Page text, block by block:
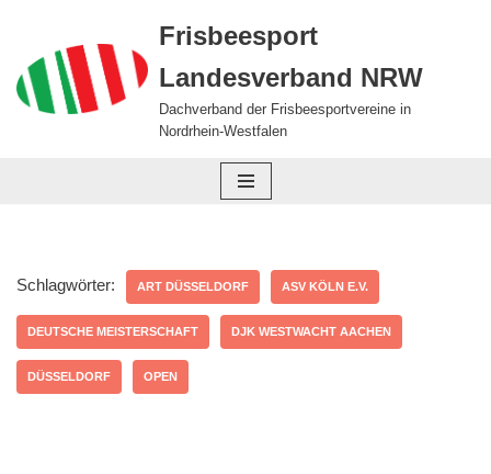
Zum
Inhalt
springen
Frisbeesport
Landesverband NRW
Dachverband der Frisbeesportvereine in
Nordrhein-Westfalen
Schlagwörter: ART DÜSSELDORF ASV KÖLN E.V.
DEUTSCHE MEISTERSCHAFT DJK WESTWACHT AACHEN
DÜSSELDORF OPEN